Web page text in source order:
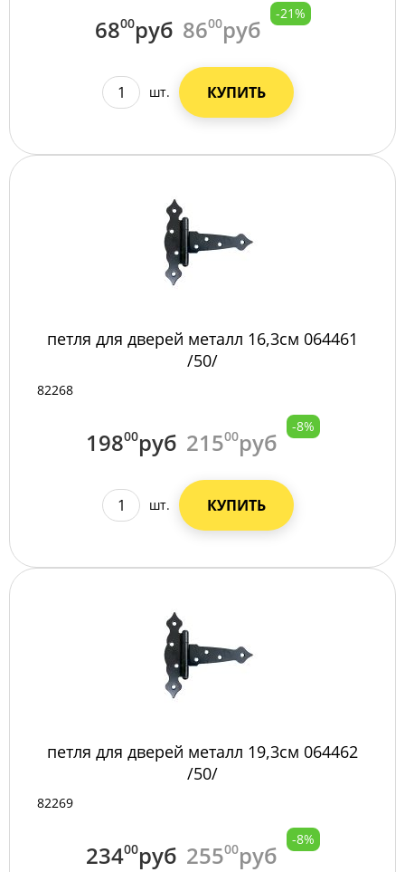
6800руб 8600руб
-21%
шт. КУПИТЬ
петля для дверей металл 16,3см 064461
/50/
82268
19800руб 21500руб
-8%
шт. КУПИТЬ
петля для дверей металл 19,3см 064462
/50/
82269
23400руб 25500руб
-8%